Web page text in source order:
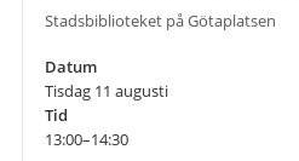
Stadsbiblioteket på Götaplatsen
Datum
Tisdag 11 augusti
Tid
13:00–14:30